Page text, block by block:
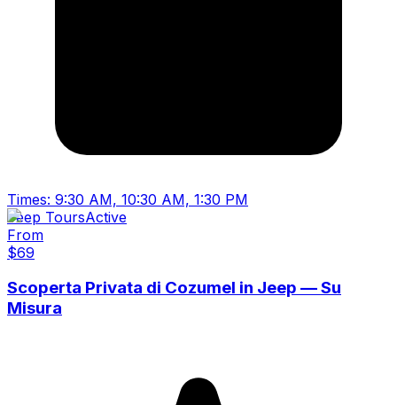
Times: 9:30 AM, 10:30 AM, 1:30 PM
Jeep ToursActive
From
$69
Scoperta Privata di Cozumel in Jeep — Su
Misura